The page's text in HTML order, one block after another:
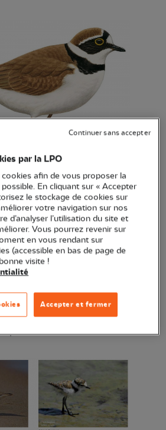
mâle en plumage nuptial ©
Desbordes / LPO IDF
l’âge adulte pour se
de ses parents : pour
terne et peu reconnaissable.
les mêmes caractéristiques
mais d’un duvet hirsute. Il
– on dirait un shadok...-
par la LPO
afin de vous proposer la
En cliquant sur « Accepter
le stockage de cookies sur
votre navigation sur nos
d’analyser l’utilisation du site et
Vous pourrez revenir sur
en vous rendant sur
(accessible en bas de page de
visite !
Accepter et fermer
Continuer sans accepter